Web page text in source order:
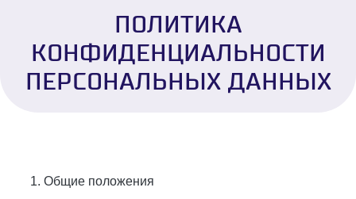
ПОЛИТИКА
КОНФИДЕНЦИАЛЬНОСТИ
ПЕРСОНАЛЬНЫХ ДАННЫХ
Общие положения